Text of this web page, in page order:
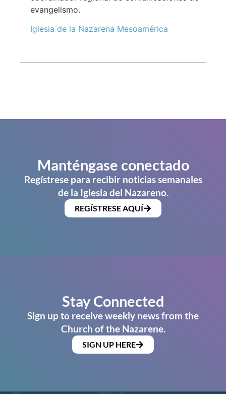
evangelismo.
Iglesia de la Nazarena Mesoamérica
Manténgase conectado
Regístrese para recibir noticias semanales
de la Iglesia del Nazareno.
REGÍSTRESE AQUÍ
Stay Connected
Sign up to receive weekly news from the
Church of the Nazarene.
SIGN UP HERE